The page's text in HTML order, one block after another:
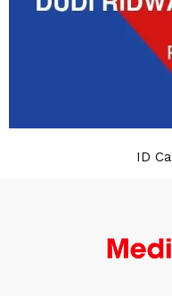
ID